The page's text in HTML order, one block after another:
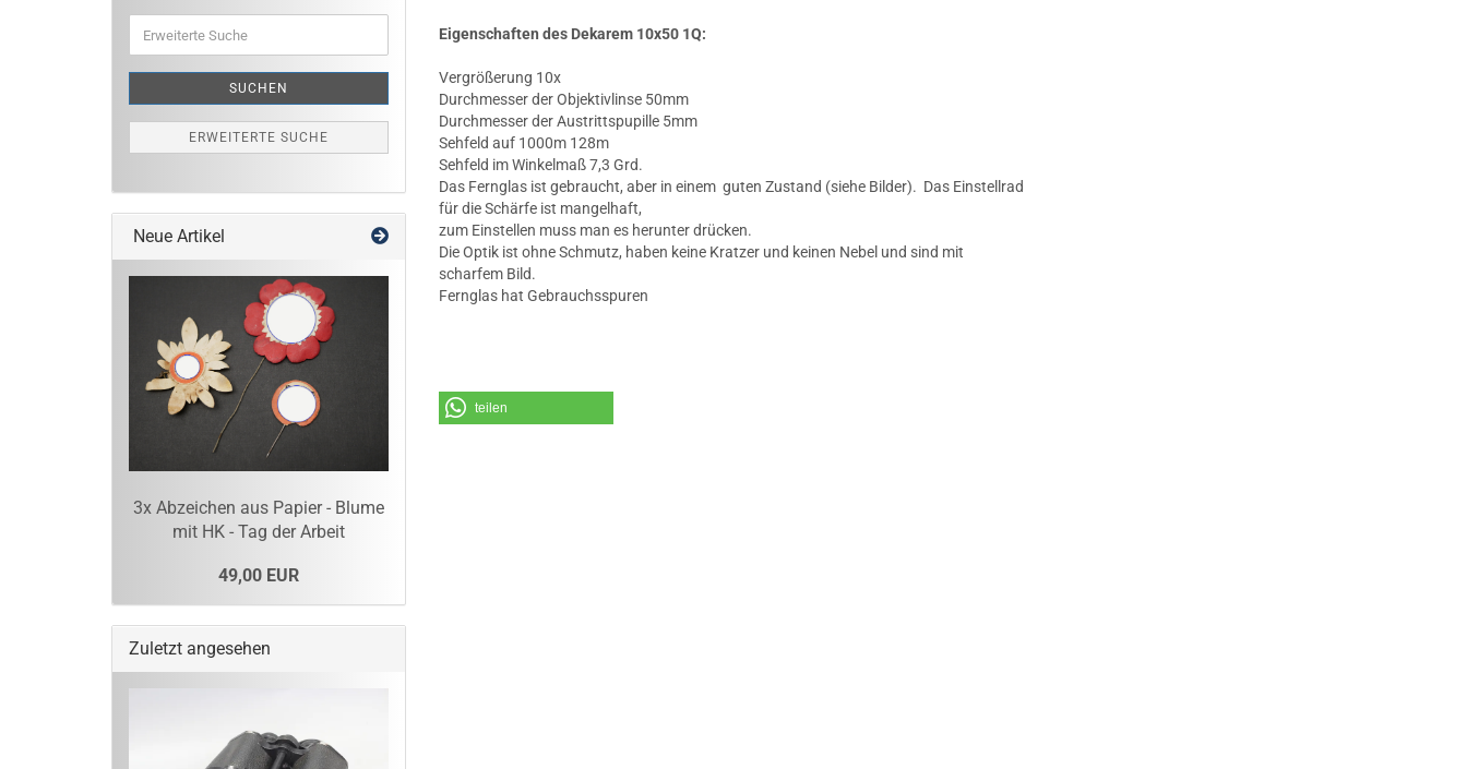
Eigenschaften des Dekarem 10x50 1Q:
Vergrößerung 10x
Durchmesser der Objektivlinse 50mm
Durchmesser der Austrittspupille 5mm
Sehfeld auf 1000m 128m
Sehfeld im Winkelmaß 7,3 Grd.
Das Fernglas ist gebraucht, aber in einem guten Zustand (siehe Bilder). Das Einstellrad
für die Schärfe ist mangelhaft,
zum Einstellen muss man es herunter drücken.
Die Optik ist ohne Schmutz, haben keine Kratzer und keinen Nebel und sind mit
scharfem Bild.
Fernglas hat Gebrauchsspuren
teilen
Suche
SUCHEN
ERWEITERTE SUCHE
Neue Artikel
3x Abzeichen aus Papier - Blume
mit HK - Tag der Arbeit
49,00 EUR
Zuletzt angesehen